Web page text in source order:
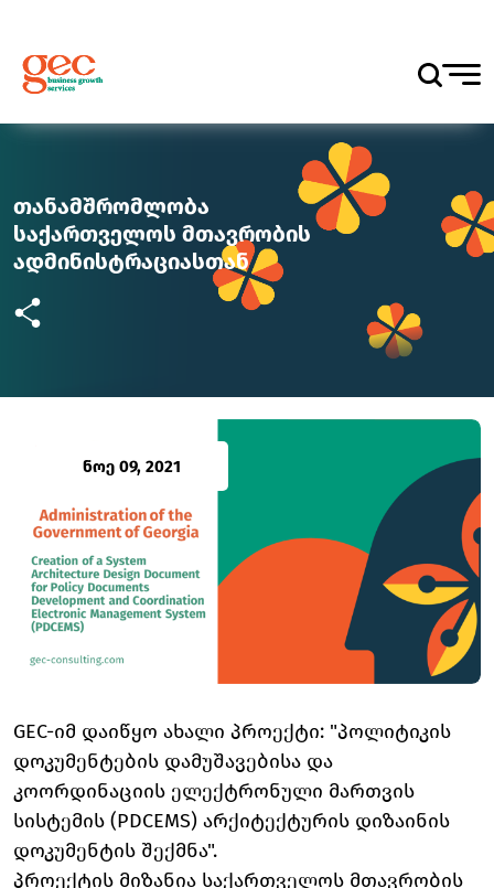
თანამშრომლობა
საქართველოს მთავრობის
ადმინისტრაციასთან
ნოე 09, 2021
GEC-იმ დაიწყო ახალი პროექტი: "პოლიტიკის
დოკუმენტების დამუშავებისა და
კოორდინაციის ელექტრონული მართვის
სისტემის (PDCEMS) არქიტექტურის დიზაინის
დოკუმენტის შექმნა".
პროექტის მიზანია საქართველოს მთავრობის